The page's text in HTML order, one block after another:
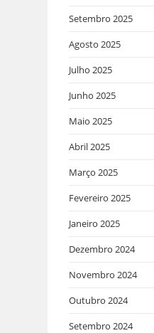
Setembro 2025
Agosto 2025
Julho 2025
Junho 2025
Maio 2025
Abril 2025
Março 2025
Fevereiro 2025
Janeiro 2025
Dezembro 2024
Novembro 2024
Outubro 2024
Setembro 2024